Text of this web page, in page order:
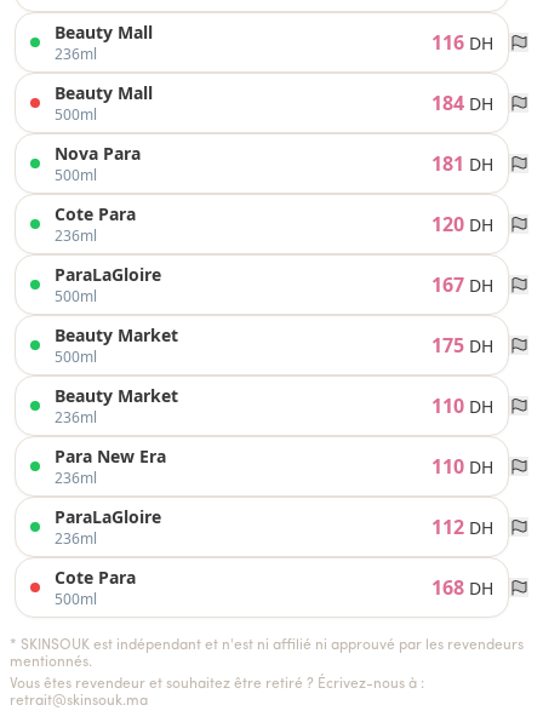
Beauty Mall
236ml 116 DH
Beauty Mall
500ml 184 DH
Nova Para
500ml 181 DH
Cote Para
236ml 120 DH
ParaLaGloire
500ml 167 DH
Beauty Market
500ml 175 DH
Beauty Market
236ml 110 DH
Para New Era
236ml 110 DH
ParaLaGloire
236ml 112 DH
Cote Para
500ml 168 DH
* SKINSOUK est indépendant et n'est ni affilié ni approuvé par les revendeurs
mentionnés.
Vous êtes revendeur et souhaitez être retiré ? Écrivez-nous à :
retrait@skinsouk.ma